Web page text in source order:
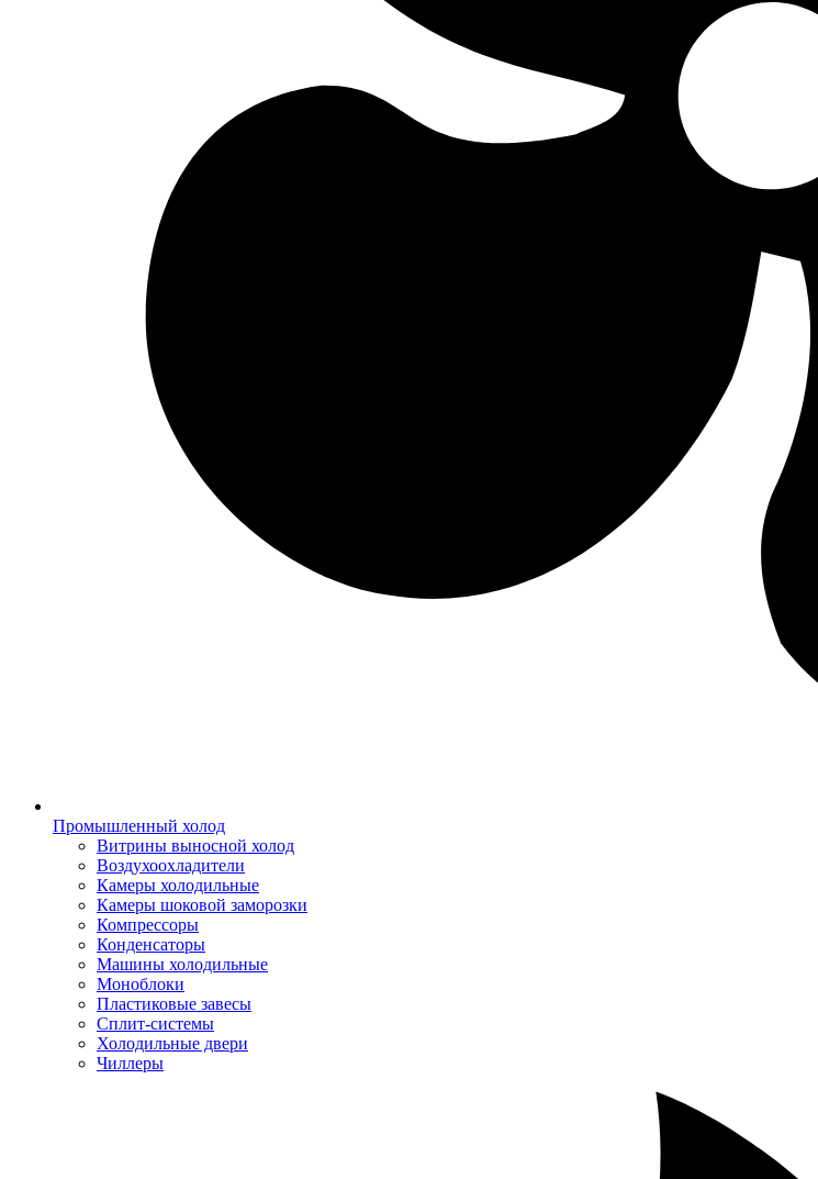
Промышленный холод
Витрины выносной холод
Воздухоохладители
Камеры холодильные
Камеры шоковой заморозки
Компрессоры
Конденсаторы
Машины холодильные
Моноблоки
Пластиковые завесы
Сплит-системы
Холодильные двери
Чиллеры